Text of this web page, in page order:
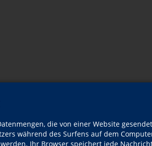
die von einer Website
während des Surfens auf dem
Ihr Browser speichert jede